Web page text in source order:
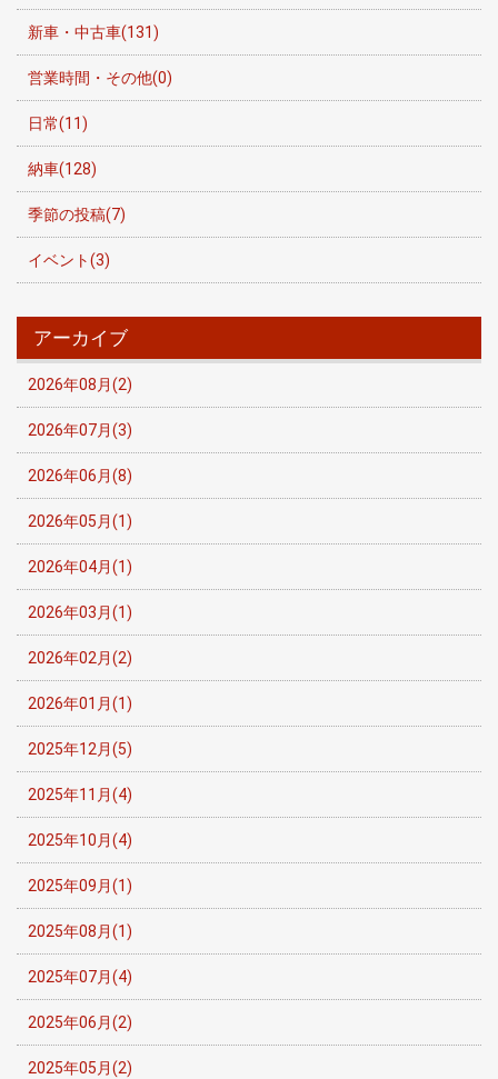
新車・中古車(131)
営業時間・その他(0)
日常(11)
納車(128)
季節の投稿(7)
イベント(3)
アーカイブ
2026年08月(2)
2026年07月(3)
2026年06月(8)
2026年05月(1)
2026年04月(1)
2026年03月(1)
2026年02月(2)
2026年01月(1)
2025年12月(5)
2025年11月(4)
2025年10月(4)
2025年09月(1)
2025年08月(1)
2025年07月(4)
2025年06月(2)
2025年05月(2)